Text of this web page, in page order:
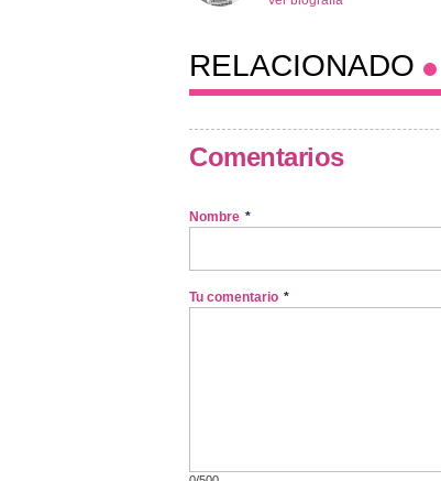
RELACIONADO
Comentarios
Nombre *
Tu comentario *